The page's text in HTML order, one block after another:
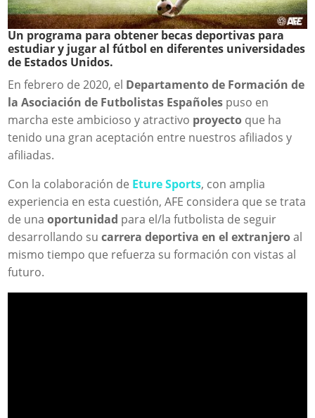
Un programa para obtener becas deportivas para
estudiar y jugar al fútbol en diferentes universidades
de Estados Unidos.
En febrero de 2020, el Departamento de Formación de
la Asociación de Futbolistas Españoles puso en
marcha este ambicioso y atractivo proyecto que ha
tenido una gran aceptación entre nuestros afiliados y
afiliadas.
Con la colaboración de Eture Sports, con amplia
experiencia en esta cuestión, AFE considera que se trata
de una oportunidad para el/la futbolista de seguir
desarrollando sucarrera deportiva en el extranjeroal
mismo tiempo que refuerza su formación con vistas al
futuro.